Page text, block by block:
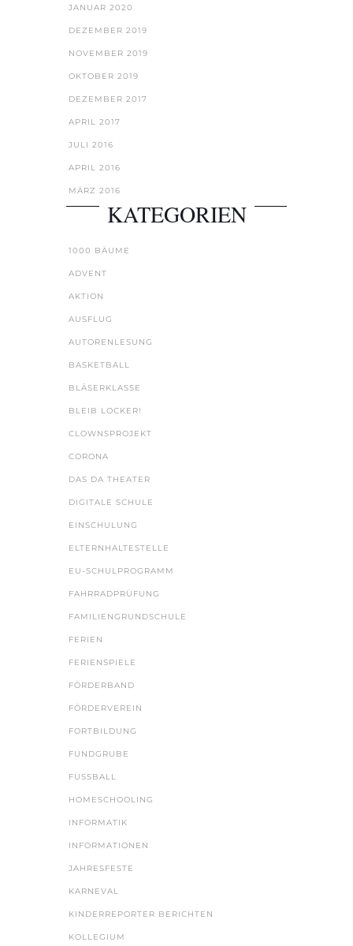
JANUAR 2020
DEZEMBER 2019
NOVEMBER 2019
OKTOBER 2019
DEZEMBER 2017
APRIL 2017
JULI 2016
APRIL 2016
MÄRZ 2016
KATEGORIEN
1000 BÄUME
ADVENT
AKTION
AUSFLUG
AUTORENLESUNG
BASKETBALL
BLÄSERKLASSE
BLEIB LOCKER!
CLOWNSPROJEKT
CORONA
DAS DA THEATER
DIGITALE SCHULE
EINSCHULUNG
ELTERNHALTESTELLE
EU-SCHULPROGRAMM
FAHRRADPRÜFUNG
FAMILIENGRUNDSCHULE
FERIEN
FERIENSPIELE
FÖRDERBAND
FÖRDERVEREIN
FORTBILDUNG
FUNDGRUBE
FUSSBALL
HOMESCHOOLING
INFORMATIK
INFORMATIONEN
JAHRESFESTE
KARNEVAL
KINDERREPORTER BERICHTEN
KOLLEGIUM